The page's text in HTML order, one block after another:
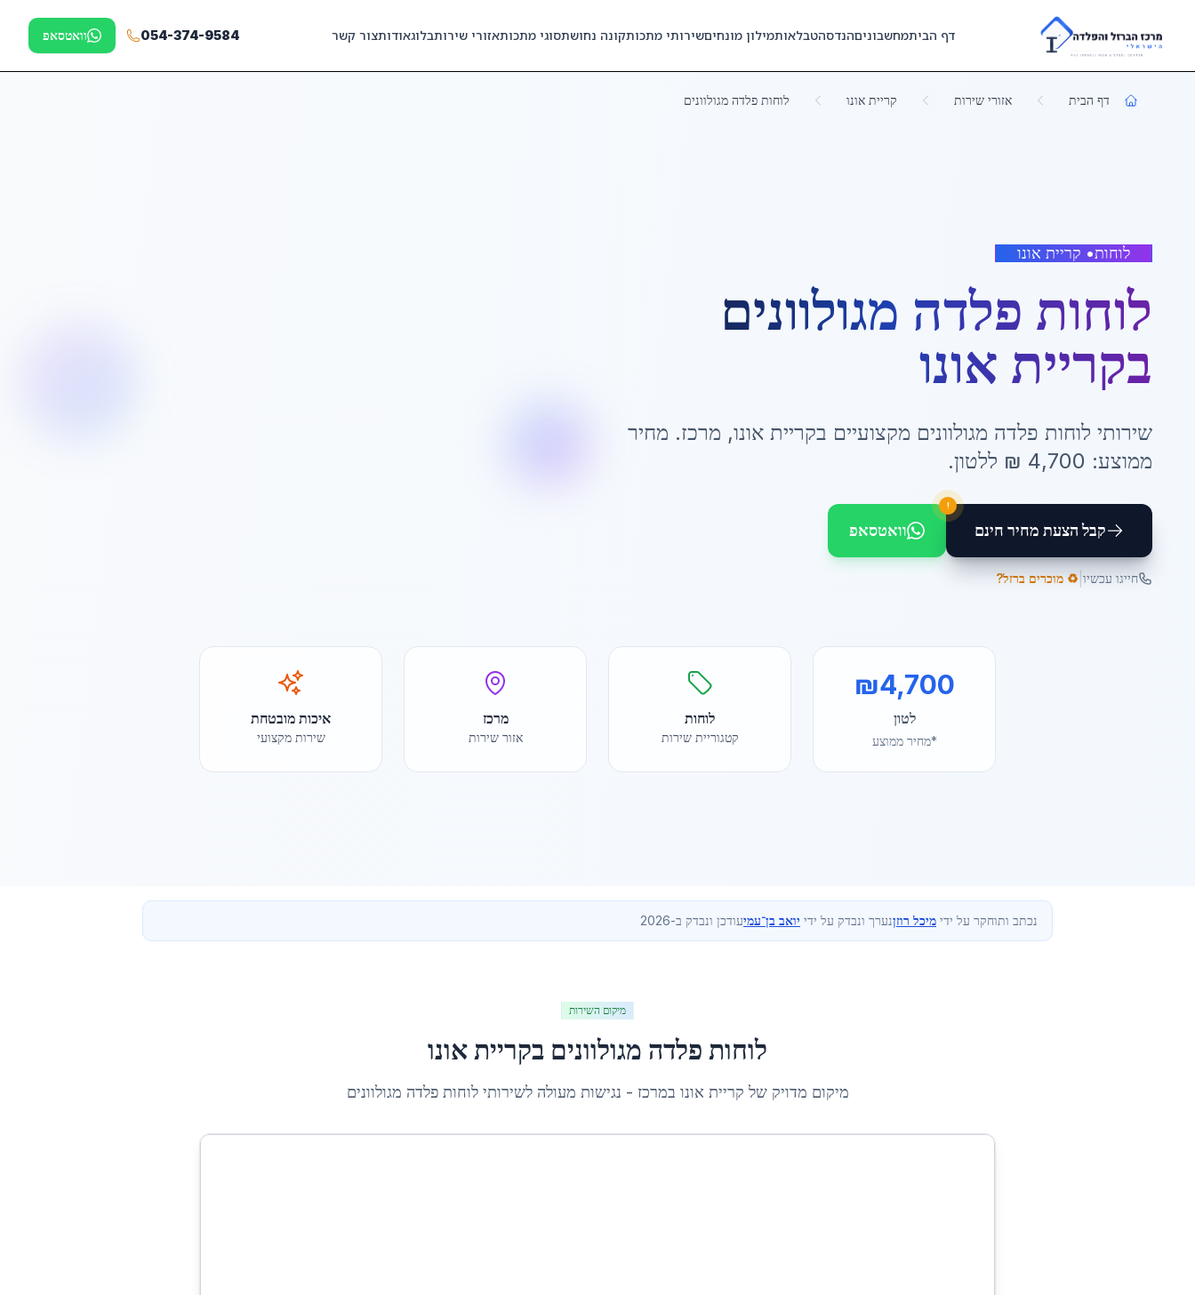
Skip to main content
דף הביתמחשבוניםהנדסהטבלאותמילון מונחיםשירותי מתכותקונה נחושתסוגי מתכותאזורי שירותבלוגאודותצור קשר 054-374-9584 וואטסאפ
דף הבית אזורי שירות קריית אונו לוחות פלדה מגולוונים
לוחות• קריית אונו
לוחות פלדה מגולוונים
בקריית אונו
שירותי לוחות פלדה מגולוונים מקצועיים בקריית אונו, מרכז. מחיר
ממוצע: 4,700 ₪ ללטון.
קבל הצעת מחיר חינם
!
וואטסאפ
חייגו עכשיו ♻️ מוכרים ברזל?
₪4,700
לטון
*מחיר ממוצע
לוחות
קטגוריית שירות
מרכז
אזור שירות
איכות מובטחת
שירות מקצועי
נכתב ותוחקר על ידי מיכל רוזןנערך ונבדק על ידי יואב בן־עמיעודכן ונבדק ב-2026
מיקום השירות
לוחות פלדה מגולוונים בקריית אונו
מיקום מדויק של קריית אונו במרכז - נגישות מעולה לשירותילוחות פלדה מגולוונים